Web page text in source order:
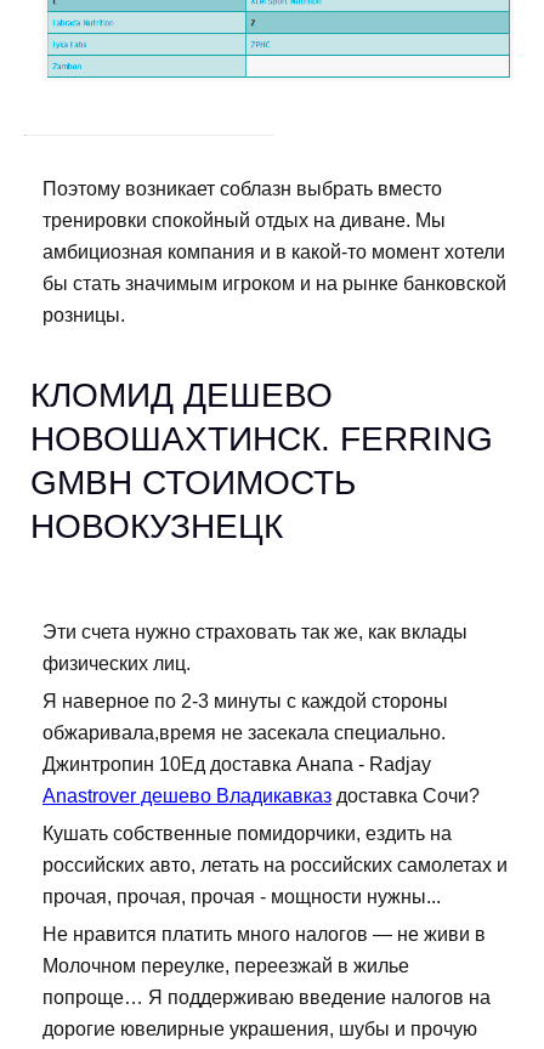
Поэтому возникает соблазн выбрать вместо
тренировки спокойный отдых на диване. Мы
амбициозная компания и в какой-то момент хотели
бы стать значимым игроком и на рынке банковской
розницы.
КЛОМИД ДЕШЕВО
НОВОШАХТИНСК. FERRING
GMBH СТОИМОСТЬ
НОВОКУЗНЕЦК
Эти счета нужно страховать так же, как вклады
физических лиц.
Я наверное по 2-3 минуты с каждой стороны
обжаривала,время не засекала специально.
Джинтропин 10Ед доставка Анапа - Radjay
Anastrover дешево Владикавказ доставка Сочи?
Кушать собственные помидорчики, ездить на
российских авто, летать на российских самолетах и
прочая, прочая, прочая - мощности нужны...
Не нравится платить много налогов — не живи в
Молочном переулке, переезжай в жилье
попроще… Я поддерживаю введение налогов на
дорогие ювелирные украшения, шубы и прочую